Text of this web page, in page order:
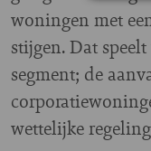
woningen met
stijgen. Dat
segment; de
wettelijke